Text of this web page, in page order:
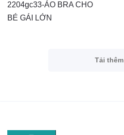
2204gc33-ÁO BRA CHO
BÉ GÁI LỚN
Tải thêm